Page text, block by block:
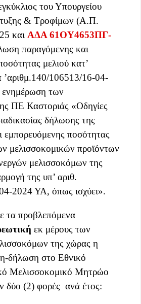
του Υπουργείου
& Τροφίμων (Α.Π.
και ΑΔΑ 61ΟΥ4653ΠΓ-
παραγόμενης και
μελιού κατ’
’αριθμ.140/106513/16-04-
των
ΠΕ Καστοριάς «Οδηγίες
δήλωσης της
εμπορευόμενης ποσότητας
μελισσοκομικών προϊόντων
μελισσοκόμων της
της υπ’ αριθ.
2024 ΥΑ, όπως ισχύει».
τα προβλεπόμενα
εκ μέρους των
της χώρας η
δήλωση στο Εθνικό
Μελισσοκομικό Μητρώο
δύο (2) φορές ανά έτος: